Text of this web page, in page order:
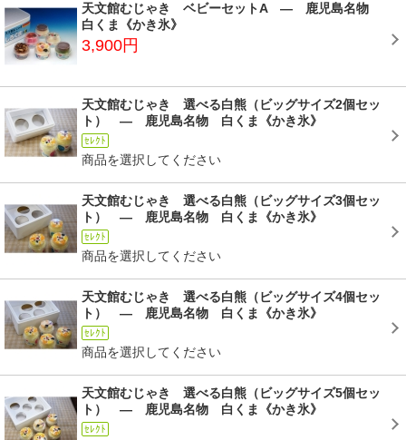
天文館むじゃき ベビーセットA ― 鹿児島名物
白くま《かき氷》
3,900円
天文館むじゃき 選べる白熊（ビッグサイズ2個セッ
ト） ― 鹿児島名物 白くま《かき氷》
ｾﾚｸﾄ
商品を選択してください
天文館むじゃき 選べる白熊（ビッグサイズ3個セッ
ト） ― 鹿児島名物 白くま《かき氷》
ｾﾚｸﾄ
商品を選択してください
天文館むじゃき 選べる白熊（ビッグサイズ4個セッ
ト） ― 鹿児島名物 白くま《かき氷》
ｾﾚｸﾄ
商品を選択してください
天文館むじゃき 選べる白熊（ビッグサイズ5個セッ
ト） ― 鹿児島名物 白くま《かき氷》
ｾﾚｸﾄ